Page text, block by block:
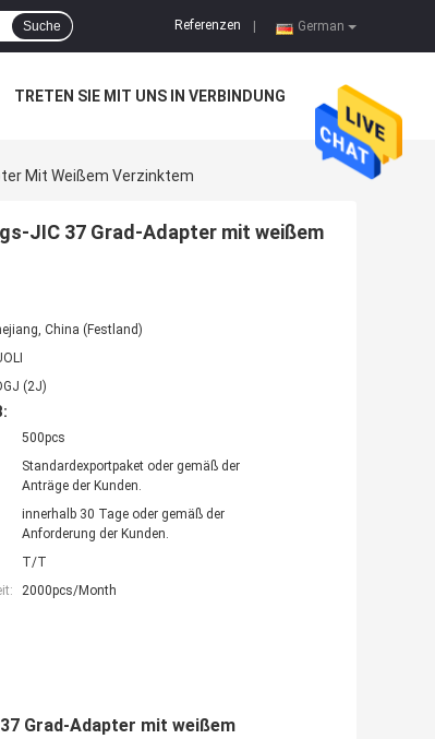
German
Referenzen
Suche
TRETEN SIE MIT UNS IN VERBINDUNG
Mit Weißem Verzinktem
JIC 37 Grad-Adapter mit weißem
China (Festland)
(2J)
500pcs
Standardexportpaket oder gemäß der
Anträge der Kunden.
innerhalb 30 Tage oder gemäß der
Anforderung der Kunden.
T/T
2000pcs/Month
Grad-Adapter mit weißem